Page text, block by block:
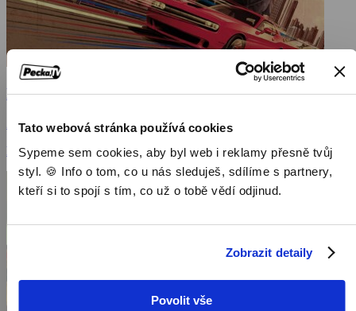
Tato webová stránka používá cookies
Sypeme sem cookies, aby byl web i reklamy přesně tvůj
styl. 🍪 Info o tom, co u nás sleduješ, sdílíme s partnery,
kteří si to spojí s tím, co už o tobě vědí odjinud.
Zobrazit detaily
Povolit vše
Baby Driver
2017, Velká Británie, USA, 112 min
Filmy / Akční filmy / Dramatické filmy